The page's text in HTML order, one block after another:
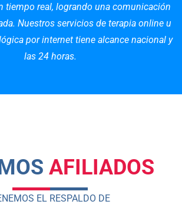
tiempo real, logrando una comunicación
Nuestros servicios de terapia online u
por internet tiene alcance nacional y
las 24 horas.
AFILIADOS
EL RESPALDO DE